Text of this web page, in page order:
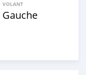
VOLANT
Gauche